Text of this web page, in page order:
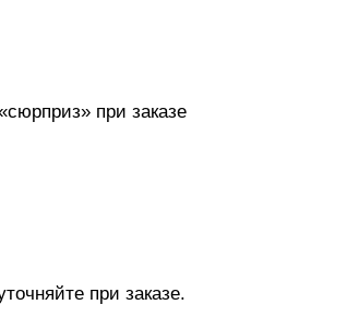
при заказе
при заказе.